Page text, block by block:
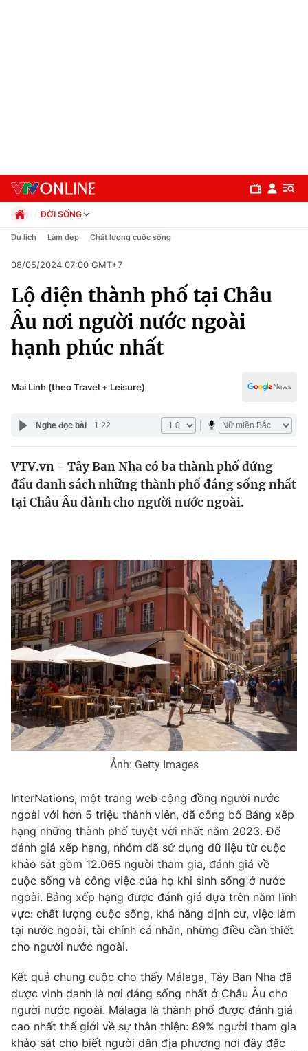
Chuyên mục
Chính trị
Xã hội
Pháp luật
Y tế
Thế giới
Tin tức
Kinh tế
Thị trường
Góc doanh nghiệp
Truyền hình
Phim VTV
Hậu trường
Nhân vật
Khán giả
Giải sao mai
Giải trí
Điện ảnh
Âm nhạc
Sao
Đời sống
Du lịch
Làm đẹp
Chất lượng cuộc sống
Giáo dục
Tuyển sinh
Công nghệ
Sản phẩm
Thị trường
Tư vấn
Giao lưu trực tuyến
Lịch phát sóng
Chuyên mục khác
Emagazine Podcast
Photo
Video Shorts video
VTV Money VTV Thể thao
ĐỜI SỐNG
Chính trị
Pháp luật
Kinh tế
Thể thao
Truyền hình
Văn hóa - Giải trí
Công nghệ
Du lịch Làm đẹp Chất lượng cuộc sống
08/05/2024 07:00 GMT+7
Lộ diện thành phố tại Châu
Âu nơi người nước ngoài
hạnh phúc nhất
Mai Linh (theo Travel + Leisure)
Nghe đọc bài 1:22
VTV.vn - Tây Ban Nha có ba thành phố đứng
đầu danh sách những thành phố đáng sống nhất
tại Châu Âu dành cho người nước ngoài.
Ảnh: Getty Images
InterNations, một trang web cộng đồng người nước
ngoài với hơn 5 triệu thành viên, đã công bố Bảng xếp
hạng những thành phố tuyệt vời nhất năm 2023. Để
đánh giá xếp hạng, nhóm đã sử dụng dữ liệu từ cuộc
khảo sát gồm 12.065 người tham gia, đánh giá về
cuộc sống và công việc của họ khi sinh sống ở nước
ngoài. Bảng xếp hạng được đánh giá dựa trên năm lĩnh
vực: chất lượng cuộc sống, khả năng định cư, việc làm
tại nước ngoài, tài chính cá nhân, những điều cần thiết
cho người nước ngoài.
Kết quả chung cuộc cho thấy Málaga, Tây Ban Nha đã
được vinh danh là nơi đáng sống nhất ở Châu Âu cho
người nước ngoài. Málaga là thành phố được đánh giá
cao nhất thế giới về sự thân thiện: 89% người tham gia
khảo sát cho biết người dân địa phương nơi đây đặc